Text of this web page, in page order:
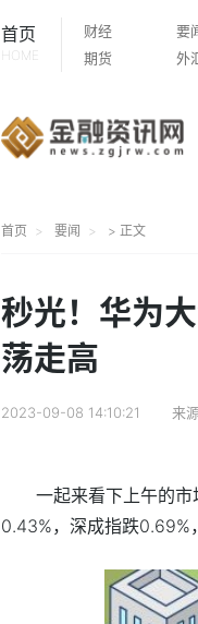
首页
HOME
财经 要
期货
外
首页 要闻 > 正文
秒光！华为
荡走高
2023-09-08 14:10:21 来
一起来看下上午的
0.43%，深成指跌0.69%